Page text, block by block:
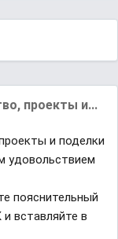
проекты и...
и поделки
удовольствием
пояснительный
вставляйте в